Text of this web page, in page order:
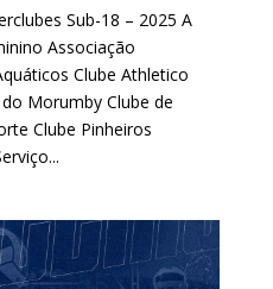
Sub-18 – 2025 A
Associação
Clube Athletico
Morumby Clube de
Clube Pinheiros